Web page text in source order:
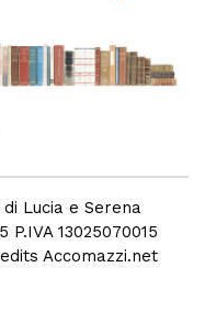
di Lucia e Serena
P.IVA 13025070015
Accomazzi.net